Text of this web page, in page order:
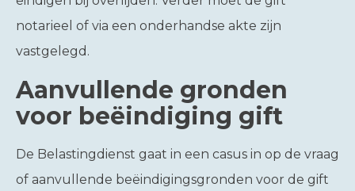
notarieel of via een onderhandse akte zijn
vastgelegd.
Aanvullende gronden
voor beëindiging gift
De Belastingdienst gaat in een casus in op de vraag
of aanvullende beëindigingsgronden voor de gift